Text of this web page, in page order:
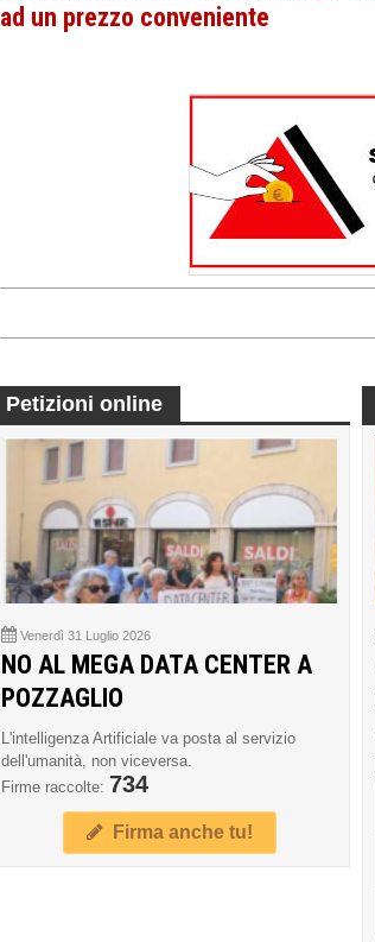
ad un prezzo conveniente
Petizioni online
Venerdì 31 Luglio 2026
NO AL MEGA DATA CENTER A
POZZAGLIO
L'intelligenza Artificiale va posta al servizio
dell'umanità, non viceversa.
Firme raccolte: 734
Firma anche tu!